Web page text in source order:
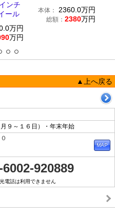
ンチ
ール
万円
万円
本体： 2360.0万円
総額： 2380万円
▲上へ戻る
９～１６日）・年末年始
6002-920889
電話は利用できません